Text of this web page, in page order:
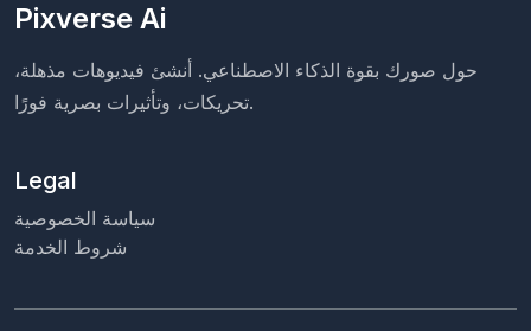
Pixverse Ai
حول صورك بقوة الذكاء الاصطناعي. أنشئ فيديوهات مذهلة،
تحريكات، وتأثيرات بصرية فورًا.
Legal
سياسة الخصوصية
شروط الخدمة